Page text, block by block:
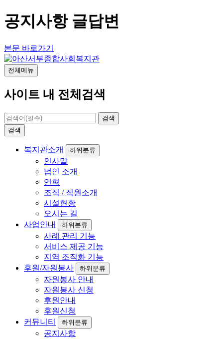
공지사항 글답변
본문 바로가기
전체메뉴
사이트 내 전체검색
검색
검색
복지관소개 하위분류
인사말
법인 소개
연혁
조직 / 직원소개
시설현황
오시는 길
사업안내
하위분류
사례 관리 기능
서비스 제공 기능
지역 조직화 기능
후원/자원봉사
하위분류
자원봉사 안내
자원봉사 신청
후원안내
후원신청
커뮤니티
하위분류
공지사항